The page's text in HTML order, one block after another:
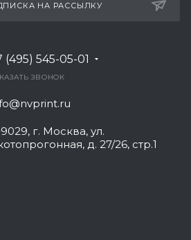
НА РАССЫЛКУ
(495) 545-05-01
ЗВОНОК
г. Москва, ул.
д. 27/26, стр.1